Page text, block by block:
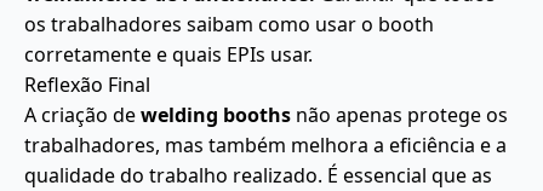
os trabalhadores saibam como usar o booth
corretamente e quais EPIs usar.
Reflexão Final
A criação dewelding booths não apenas protege os
trabalhadores, mas também melhora a eficiência e a
qualidade do trabalho realizado. É essencial que as